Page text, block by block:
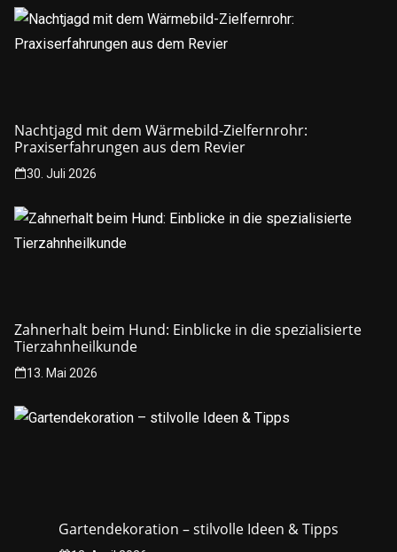
Nachtjagd mit dem Wärmebild-Zielfernrohr:
Praxiserfahrungen aus dem Revier
30. Juli 2026
Zahnerhalt beim Hund: Einblicke in die spezialisierte
Tierzahnheilkunde
13. Mai 2026
Gartendekoration – stilvolle Ideen & Tipps